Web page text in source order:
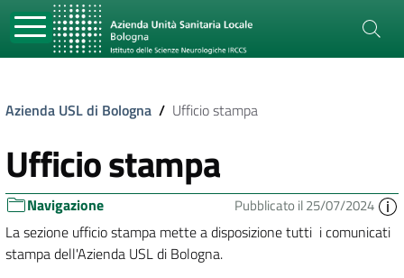
Azienda USL di Bologna / Ufficio stampa
Ufficio stampa
Navigazione Pubblicato il 25/07/2024
La sezione ufficio stampa mette a disposizione tutti i comunicati
stampa dell'Azienda USL di Bologna.